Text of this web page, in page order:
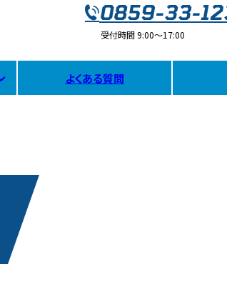
0859-33-
受付時間 9:00〜17:00
よくある質問